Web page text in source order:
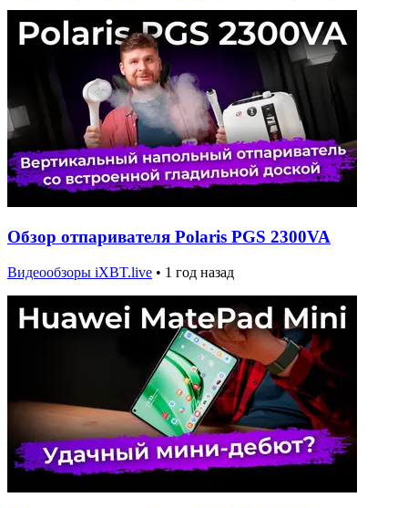
Обзор отпаривателя Polaris PGS 2300VA
Видеообзоры iXBT.live • 1 год назад